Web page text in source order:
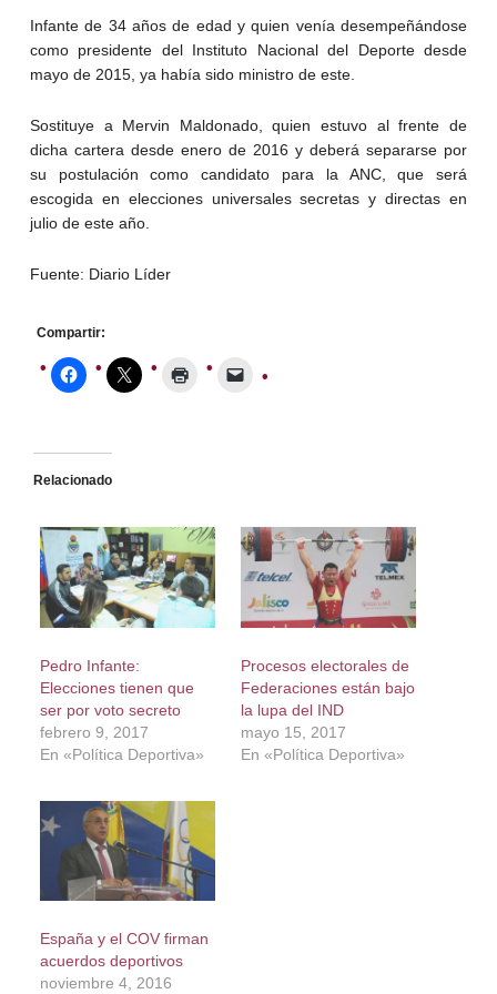
Infante de 34 años de edad y quien venía desempeñándose
como presidente del Instituto Nacional del Deporte desde
mayo de 2015, ya había sido ministro de este.
Sostituye a Mervin Maldonado, quien estuvo al frente de
dicha cartera desde enero de 2016 y deberá separarse por
su postulación como candidato para la ANC, que será
escogida en elecciones universales secretas y directas en
julio de este año.
Fuente: Diario Líder
Compartir:
Relacionado
Pedro Infante:
Elecciones tienen que
ser por voto secreto
febrero 9, 2017
En «Política Deportiva»
Procesos electorales de
Federaciones están bajo
la lupa del IND
mayo 15, 2017
En «Política Deportiva»
España y el COV firman
acuerdos deportivos
noviembre 4, 2016